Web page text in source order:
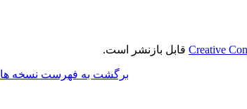
Creative قابل بازنشر است.
برگشت به فهرست نسخه ها